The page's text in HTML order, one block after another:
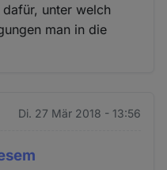
unter welch
man in die
Di. 27 Mär 2018 - 13:56